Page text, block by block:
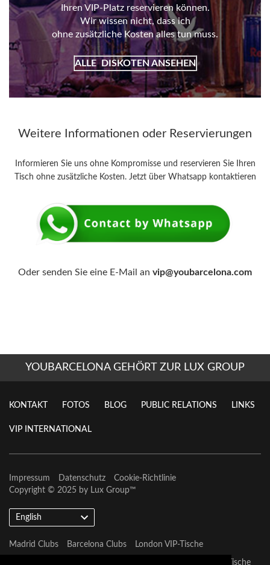
Ihren VIP-Platz reservieren können.
Wir wissen nicht, dass ich
ohne zusätzliche Kosten alles tun muss.
ALLE DISKOTEN ANSEHEN
Weitere Informationen oder Reservierungen
Informieren Sie uns ohne Kompromisse und reservieren Sie Ihren
Tisch ohne zusätzliche Kosten. Jetzt über Whatsapp kontaktieren
Oder senden Sie eine E-Mail an vip@youbarcelona.com
YOUBARCELONA GEHÖRT ZUR LUX GROUP
KONTAKT FOTOS BLOG PUBLIC RELATIONS LINKS
VIP INTERNATIONAL
Impressum Datenschutz
Cookie-Richtlinie
Copyright © 2025 by Lux Group™
English
Madrid Clubs Barcelona Clubs London VIP-Tische
Las Vegas VIP-Tische